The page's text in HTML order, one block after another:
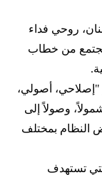
روحي فداء
من خطاب
شهدت شعار "إصلاحي، أصولي،
وصولاً إلى
النظام بمختلف
تستهدف